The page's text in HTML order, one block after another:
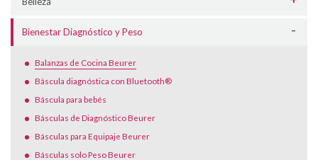
Bienestar Diagnóstico y Peso
Balanzas de Cocina Beurer
Báscula diagnóstica con Bluetooth®
Báscula para bebés
Básculas de Diagnóstico Beurer
Básculas para Equipaje Beurer
Básculas solo Peso Beurer